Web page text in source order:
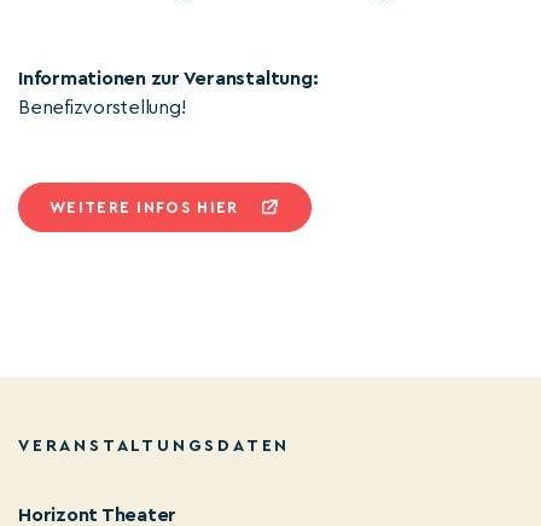
Informationen zur Veranstaltung:
Benefizvorstellung!
WEITERE INFOS HIER
VERANSTALTUNGSDATEN
Horizont Theater